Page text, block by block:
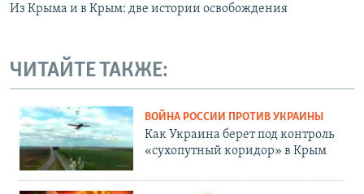
Из Крыма и в Крым: две истории освобождения
ЧИТАЙТЕ ТАКЖЕ:
ВОЙНА РОССИИ ПРОТИВ УКРАИНЫ
Как Украина берет под контроль
«сухопутный коридор» в Крым